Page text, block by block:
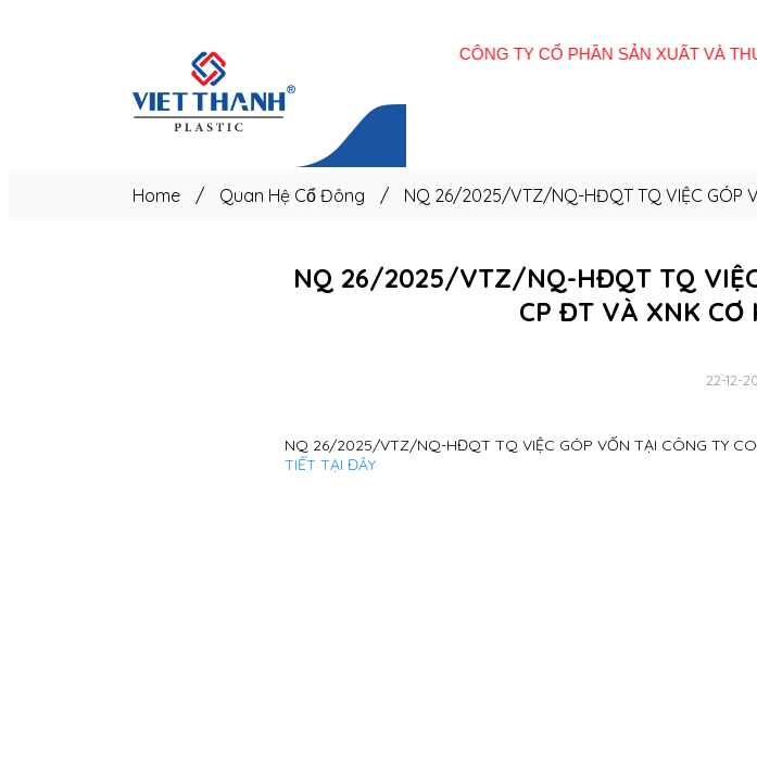
Home / Quan Hệ Cổ Đông / NQ 26/2025/VTZ/NQ-HĐQT TQ VIỆC GÓP
NQ 26/2025/VTZ/NQ-HĐQT TQ VIỆC
CP ĐT VÀ XNK CƠ
22-12-
NQ 26/2025/VTZ/NQ-HĐQT TQ VIỆC GÓP VỐN TẠI CÔNG TY
TIẾT TẠI ĐÂY